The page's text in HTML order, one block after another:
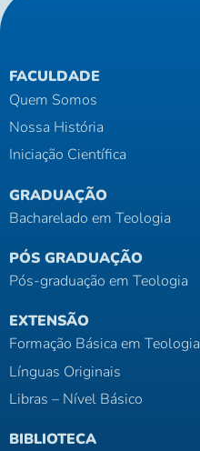
FACULDADE
Quem Somos
Nossa História
Iniciação Científica
GRADUAÇÃO
Bacharelado em Teologia
PÓS GRADUAÇÃO
Pós-graduação em Teologia
EXTENSÃO
Formação Básica em Teologia
Línguas Originais
Libras – Nível Básico
BIBLIOTECA